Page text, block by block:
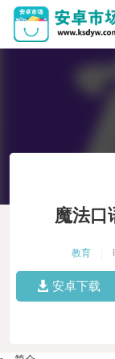
魔法口
教育
安卓下载